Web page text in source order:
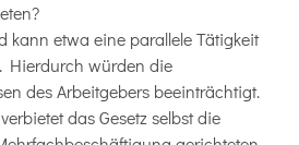
kann etwa eine parallele Tätigkeit
Hierdurch würden die
des Arbeitgebers beeinträchtigt.
das Gesetz selbst die